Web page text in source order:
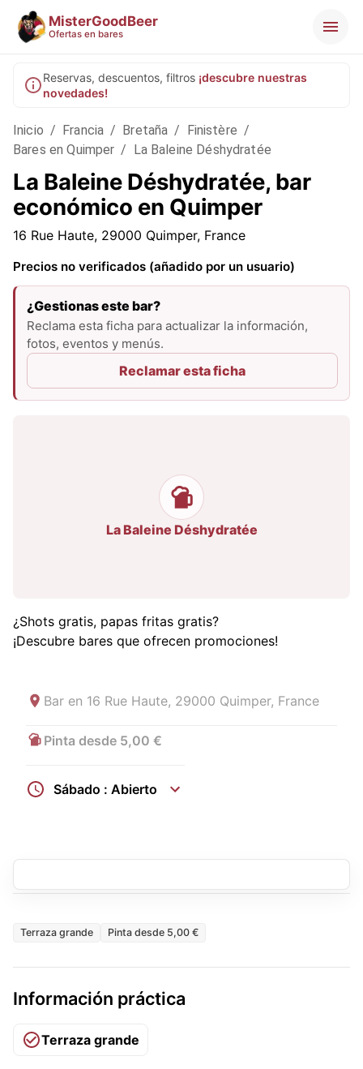
MisterGoodBeer
Ofertas en bares
Reservas, descuentos, filtros ¡descubre nuestras
novedades!
Inicio / Francia / Bretaña / Finistère /
Bares en Quimper / La Baleine Déshydratée
La Baleine Déshydratée, bar
económico en Quimper
16 Rue Haute, 29000 Quimper, France
Precios no verificados (añadido por un usuario)
¿Gestionas este bar?
Reclama esta ficha para actualizar la información,
fotos, eventos y menús.
Reclamar esta ficha
La Baleine Déshydratée
¿Shots gratis, papas fritas gratis?
¡Descubre bares que ofrecen promociones!
Bar en 16 Rue Haute, 29000 Quimper, France
Pinta desde 5,00 €
Sábado : Abierto
Terraza grande Pinta desde 5,00 €
Información práctica
Terraza grande